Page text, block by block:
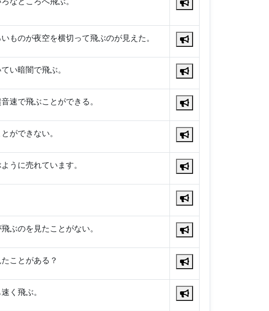
ものが夜空を横切って飛ぶのが見えた。
い暗闇で飛ぶ。
速で飛ぶことができる。
ができない。
うに売れています。
ぶのを見たことがない。
ことがある？
く飛ぶ。